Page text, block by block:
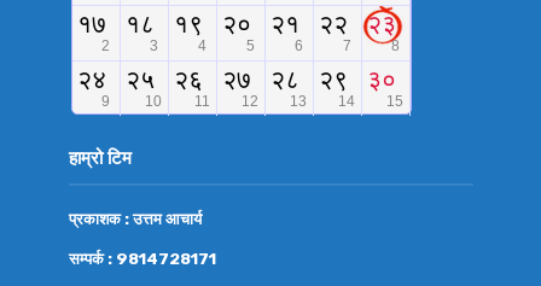
हाम्रो टिम
प्रकाशक : उत्तम आचार्य
सम्पर्क : 9814728171